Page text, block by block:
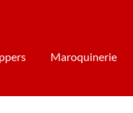
Maroquinerie